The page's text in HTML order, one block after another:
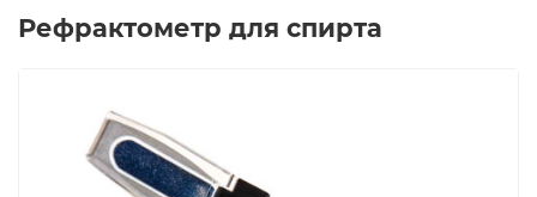
Рефрактометр для спирта